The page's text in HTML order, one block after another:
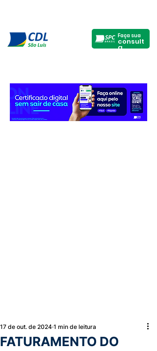
Faça sua
consult
a
FATURAMENTO DO
17 de out. de 2024 1 min de leitura